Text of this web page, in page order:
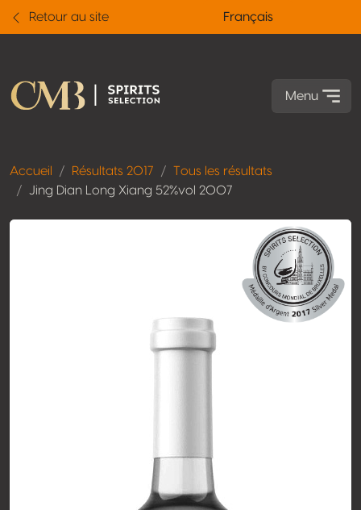
Retour au site Français
Menu
Accueil Résultats 2017
Tous les résultats
Jing Dian Long Xiang 52%vol 2007